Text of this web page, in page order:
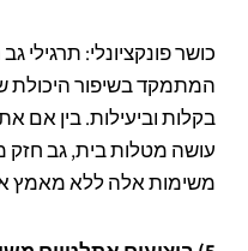
כושר פונקציונלי: תרגילי
המתמקד בשיפור היכולת
בקלות וביעילות. בין אם
עושה מטלות בית, גב
משימות אלה ללא מאמץ